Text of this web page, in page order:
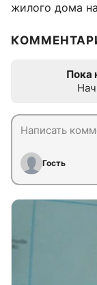
жилого дома
Пока
Гость